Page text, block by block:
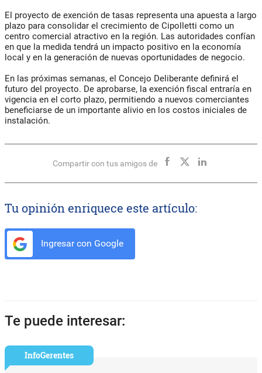
El proyecto de exención de tasas representa una apuesta a largo
plazo para consolidar el crecimiento de Cipolletti como un
centro comercial atractivo en la región. Las autoridades confían
en que la medida tendrá un impacto positivo en la economía
local y en la generación de nuevas oportunidades de negocio.
En las próximas semanas, el Concejo Deliberante definirá el
futuro del proyecto. De aprobarse, la exención fiscal entraría en
vigencia en el corto plazo, permitiendo a nuevos comerciantes
beneficiarse de un importante alivio en los costos iniciales de
instalación.
Compartir con tus amigos de
Tu opinión enriquece este artículo:
Ingresar con Google
Te puede interesar:
InfoGerentes